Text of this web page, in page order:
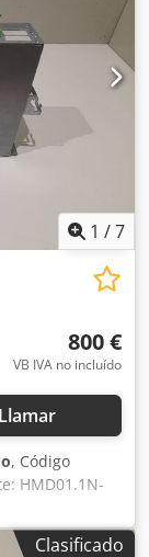
1 /7
800 €
VB IVA no incluído
Llamar
, Código
HMD01.1N-
-
interesado,
Clasificado